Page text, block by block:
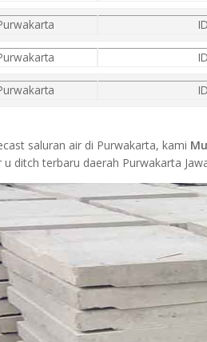
saluran air di Purwakarta, kami
ditch terbaru daerah Purwakarta